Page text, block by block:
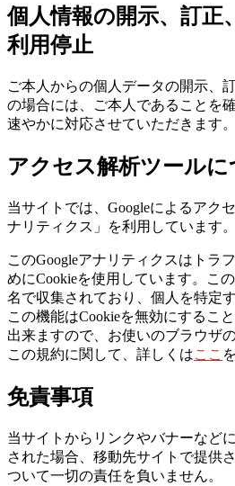
個人情報の開示、訂正
利用停止
ご本人からの個人データの開示、
の場合には、ご本人であることを
速やかに対応させていただきます。
アクセス解析ツールに
当サイトでは、Googleによるアク
ナリティクス」を利用しています。
このGoogleアナリティクスはトラ
めにCookieを使用しています。こ
名で収集されており、個人を特定
この機能はCookieを無効にするこ
出来ますので、お使いのブラウザ
この規約に関して、詳しくはここ
免責事項
当サイトからリンクやバナーなど
された場合、移動先サイトで提供
ついて一切の責任を負いません。